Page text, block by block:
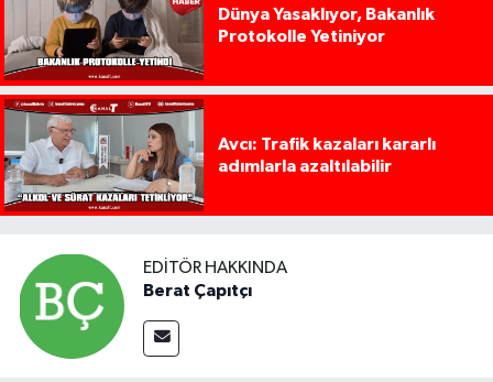
Dünya Yasaklıyor, Bakanlık
Protokolle Yetiniyor
Avcı: Trafik kazaları kararlı
adımlarla azaltılabilir
EDITÖR HAKKINDA
Berat Çapıtçı